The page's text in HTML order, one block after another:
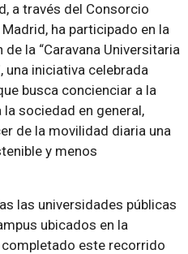
a través del Consorcio
ha participado en la
la “Caravana Universitaria
una iniciativa celebrada
busca concienciar a la
sociedad en general,
de la movilidad diaria una
y menos
las universidades públicas
ubicados en la
este recorrido